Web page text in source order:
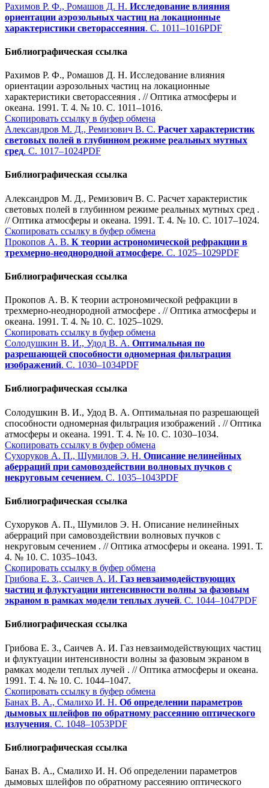
Рахимов Р. Ф., Ромашов Д. Н. Исследование влияния
ориентации аэрозольных частиц на локационные
характеристики светорассеяния. С. 1011–1016PDF
Библиографическая ссылка
Рахимов Р. Ф., Ромашов Д. Н. Исследование влияния
ориентации аэрозольных частиц на локационные
характеристики светорассеяния . // Оптика атмосферы и
океана. 1991. Т. 4. № 10. С. 1011–1016.
Скопировать ссылку в буфер обмена
Александров М. Д., Ремизович В. С. Расчет характеристик
световых полей в глубинном режиме реальных мутных
сред. С. 1017–1024PDF
Библиографическая ссылка
Александров М. Д., Ремизович В. С. Расчет характеристик
световых полей в глубинном режиме реальных мутных сред .
// Оптика атмосферы и океана. 1991. Т. 4. № 10. С. 1017–1024.
Скопировать ссылку в буфер обмена
Прокопов А. В. К теории астрономической рефракции в
трехмерно-неоднородной атмосфере. С. 1025–1029PDF
Библиографическая ссылка
Прокопов А. В. К теории астрономической рефракции в
трехмерно-неоднородной атмосфере . // Оптика атмосферы и
океана. 1991. Т. 4. № 10. С. 1025–1029.
Скопировать ссылку в буфер обмена
Солодушкин В. И., Удод В. А. Оптимальная по
разрешающей способности одномерная фильтрация
изображений. С. 1030–1034PDF
Библиографическая ссылка
Солодушкин В. И., Удод В. А. Оптимальная по разрешающей
способности одномерная фильтрация изображений . // Оптика
атмосферы и океана. 1991. Т. 4. № 10. С. 1030–1034.
Скопировать ссылку в буфер обмена
Сухоруков А. П., Шумилов Э. Н. Описание нелинейных
аберраций при самовоздействии волновых пучков с
некруговым сечением. С. 1035–1043PDF
Библиографическая ссылка
Сухоруков А. П., Шумилов Э. Н. Описание нелинейных
аберраций при самовоздействии волновых пучков с
некруговым сечением . // Оптика атмосферы и океана. 1991. Т.
4. № 10. С. 1035–1043.
Скопировать ссылку в буфер обмена
Грибова Е. З., Саичев А. И. Газ невзаимодействующих
частиц и флуктуации интенсивности волны за фазовым
экраном в рамках модели теплых лучей. С. 1044–1047PDF
Библиографическая ссылка
Грибова Е. З., Саичев А. И. Газ невзаимодействующих частиц
и флуктуации интенсивности волны за фазовым экраном в
рамках модели теплых лучей . // Оптика атмосферы и океана.
1991. Т. 4. № 10. С. 1044–1047.
Скопировать ссылку в буфер обмена
Банах В. А., Смалихо И. Н. Об определении параметров
дымовых шлейфов по обратному рассеянию оптического
излучения. С. 1048–1053PDF
Библиографическая ссылка
Банах В. А., Смалихо И. Н. Об определении параметров
дымовых шлейфов по обратному рассеянию оптического